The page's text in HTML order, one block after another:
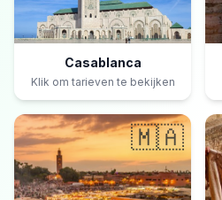
Casablanca
Klik om tarieven te bekijken
🇲🇦